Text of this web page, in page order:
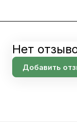
Нет
Добавить